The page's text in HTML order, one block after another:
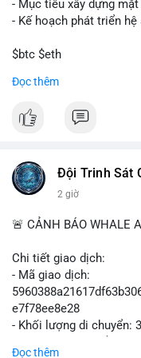
- Mục tiêu xây dựng
- Kế hoạch phát triển
$btc $eth
#vlikevn
📰 Nguồn: Cointelegraph
Đọc thêm
Đội Trinh Sát
2 giờ
🚨 CẢNH BÁO WHALE
Chi tiết giao dịch:
- Mã giao dịch:
e7f78ee8e28
- Khối lượng di chuyển:
Đọc thêm